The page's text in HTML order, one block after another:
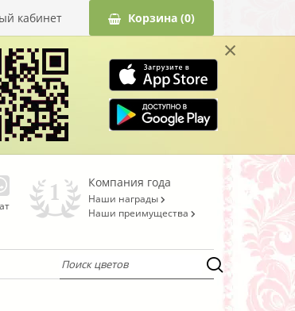
×
кабинет Корзина(0)
Компания года
Наши награды
Наши преимущества